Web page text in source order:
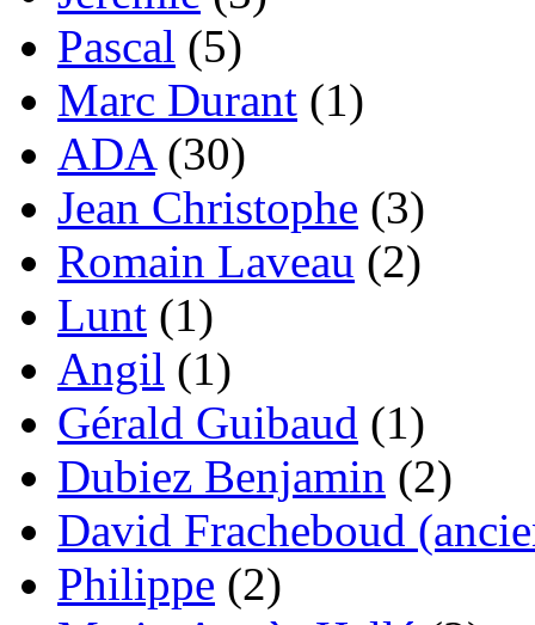
Pascal (5)
Marc Durant (1)
ADA(30)
Jean Christophe (3)
Romain Laveau (2)
Lunt (1)
Angil (1)
Gérald Guibaud (1)
Dubiez Benjamin (2)
David Fracheboud
Philippe (2)